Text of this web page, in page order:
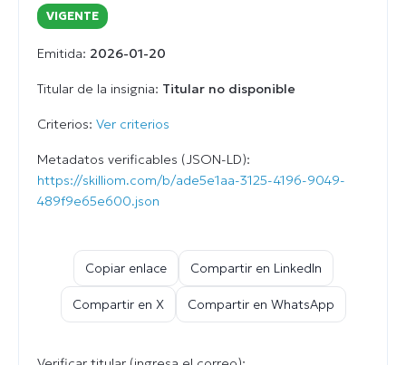
VIGENTE
Emitida: 2026-01-20
Titular de la insignia: Titular no disponible
Criterios: Ver criterios
Metadatos verificables (JSON-LD):
https://skilliom.com/b/ade5e1aa-3125-4196-9049-
489f9e65e600.json
Copiar enlace Compartir en LinkedIn
Compartir en X Compartir en WhatsApp